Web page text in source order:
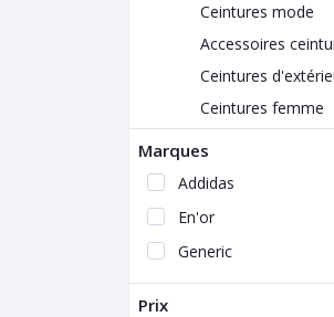
Ceintures mode
Accessoires
Ceintures
Ceintures femme
Marques
Addidas
En'or
Generic
Prix